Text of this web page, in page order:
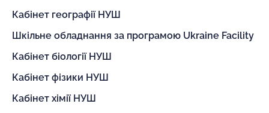
Кабінет географії НУШ
Шкільне обладнання за програмою Ukraine Facility
Кабінет біології НУШ
Кабінет фізики НУШ
Кабінет хімії НУШ